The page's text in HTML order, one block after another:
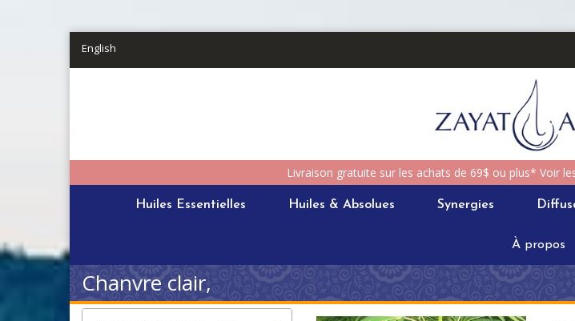
Aller au contenu principal
English
Livraison gratuite sur les achats de 69$ ou plus* Voir
Huiles Essentielles Huiles & Absolues Synergies
À propos
Chanvre clair,